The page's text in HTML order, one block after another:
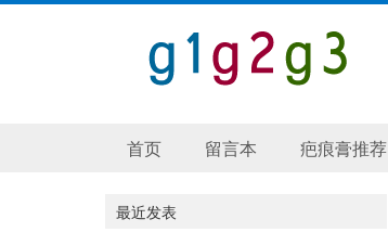
首页 留言本 疤痕膏推荐
最近发表